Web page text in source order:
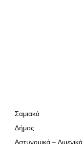
Σαμιακά
Δήμος
Αστυνομικά – Λιμενικά